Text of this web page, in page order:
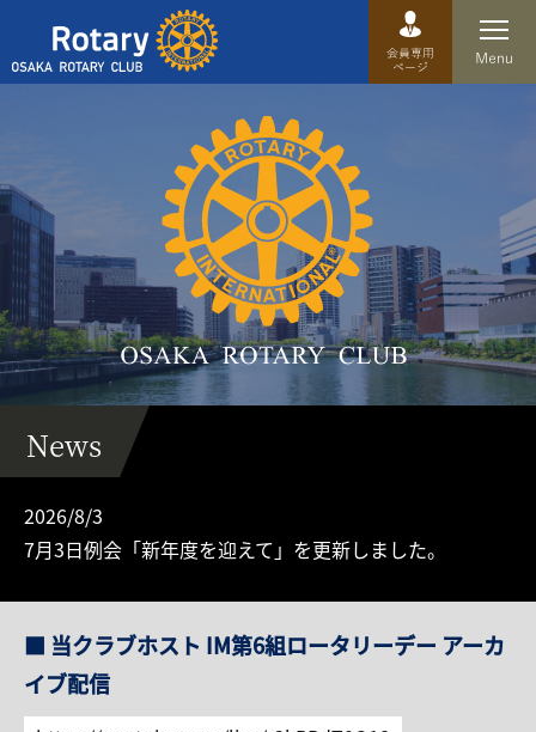
クラブ概要
運営方針
沿革
歴史
特徴
理事・役員・委員会
会員専用ページ
English
News
2026/8/3
7月3日例会「新年度を迎えて」を更新しました。
■ 当クラブホスト IM第6組ロータリーデー アーカ
イブ配信